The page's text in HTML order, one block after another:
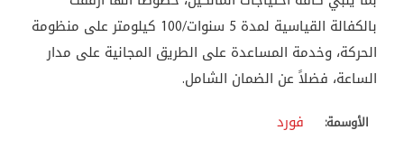
بالكفالة القياسية لمدة 5 سنوات/100 كيلومتر على منظومة
الحركة، وخدمة المساعدة على الطريق المجانية على مدار
الساعة، فضلاً عن الضمان الشامل.
الأوسمة: فورد